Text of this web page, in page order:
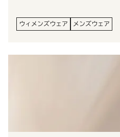
ウィメンズウェア メンズウェア